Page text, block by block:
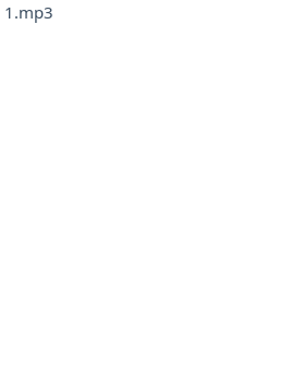
1.mp3